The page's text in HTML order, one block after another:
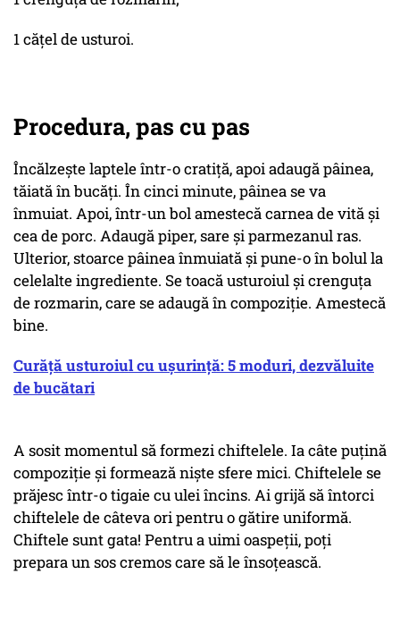
1 cățel de usturoi.
Procedura, pas cu pas
Încălzește laptele într-o cratiță, apoi adaugă pâinea,
tăiată în bucăți. În cinci minute, pâinea se va
înmuiat. Apoi, într-un bol amestecă carnea de vită și
cea de porc. Adaugă piper, sare și parmezanul ras.
Ulterior, stoarce pâinea înmuiată și pune-o în bolul la
celelalte ingrediente. Se toacă usturoiul și crenguța
de rozmarin, care se adaugă în compoziție. Amestecă
bine.
Curăță usturoiul cu ușurință: 5 moduri, dezvăluite
de bucătari
A sosit momentul să formezi chiftelele. Ia câte puțină
compoziție și formează niște sfere mici. Chiftelele se
prăjesc într-o tigaie cu ulei încins. Ai grijă să întorci
chiftelele de câteva ori pentru o gătire uniformă.
Chiftele sunt gata! Pentru a uimi oaspeții, poți
prepara un sos cremos care să le însoțească.